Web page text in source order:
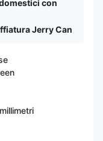
con
Jerry Can